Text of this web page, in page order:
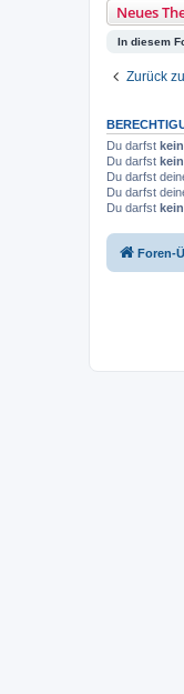
Neues
In diesem
Zurück
Du darfst
Du darfst
Du darfst
Du darfst
Du darfst
Foren-